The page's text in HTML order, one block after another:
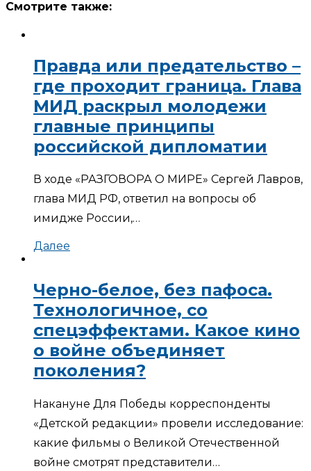
Смотрите также:
Правда или предательство –
где проходит граница. Глава
МИД раскрыл молодежи
главные принципы
российской дипломатии
В ходе «РАЗГОВОРА О МИРЕ» Сергей Лавров,
глава МИД РФ, ответил на вопросы об
имидже России,…
Далее
Черно-белое, без пафоса.
Технологичное, со
спецэффектами. Какое кино
о войне объединяет
поколения?
Накануне Для Победы корреспонденты
«Детской редакции» провели исследование:
какие фильмы о Великой Отечественной
войне смотрят представители…